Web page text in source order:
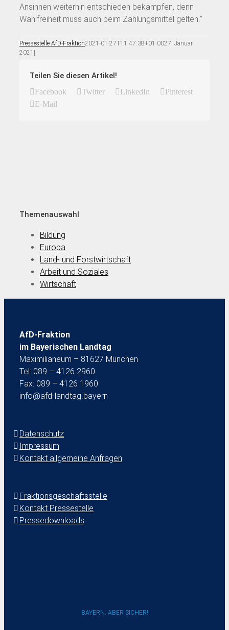
Ansinnen weiterhin entschieden bekämpfen, denn
Wahlfreiheit muss auch beim Zahlungsmittel gelten.“
Pressestelle AfD-Fraktion2021-01-27T11:47:38+01:0027. Januar
2021 |
Teilen Sie diesen Artikel!
Facebook Twitter LinkedIn
Pinterest
E-Mail
Themenauswahl
Bildung
Europa
Land- und Forstwirtschaft
Arbeit und Soziales
Wirtschaft
AfD-Fraktion
im Bayerischen Landtag
Maximilianeum – 81627 München
Tel: 089 – 4126 2960
Fax: 089 – 4126 1960
info@afd-landtag.bayern
Datenschutz
Impressum
Kontakt allgemeine Anfragen
Fraktionsgeschäftsstelle
Kontakt Pressestelle
Pressedownloads
BAYERN. ABER SICHER!